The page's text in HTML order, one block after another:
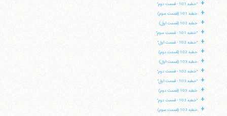
+ "خطبه 101 - قسمت دوم"
+ خطبه 101 (قسمت سوم)
+ خطبه 102 (قسمت اول)
+ "خطبه 101 - قسمت سوم"
+ "خطبه 102 - قسمت اول"
+ خطبه 102 (قسمت دوم)
+ خطبه 103 (قسمت اول)
+ "خطبه 102 - قسمت دوم"
+ "خطبه 103 - قسمت اول"
+ خطبه 103 (قسمت دوم)
+ "خطبه 103 - قسمت دوم"
+ خطبه 103 (قسمت سوم)